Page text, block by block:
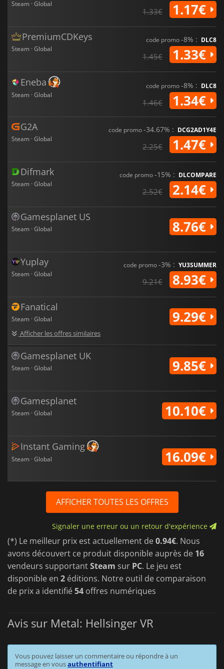
Steam · Global
1.33€ 1.17€
PremiumCDKeys
Steam · Global
code promo-8% : DLC8
1.45€ 1.33€
Eneba
Steam · Global
code promo-8% : DLC8
1.46€ 1.34€
G2A
Steam · Global
code promo-34.67% : DCG2AD1Y4E
2.25€ 1.47€
Difmark
Steam · Global
code promo-15% : DLCOMPARE
2.52€ 2.14€
Gamesplanet US
Steam · Global 8.76€
Yuplay
Steam · Global
code promo-3% : YU3SUMMER
9.21€ 8.93€
Fanatical
Steam · Global
Afficher les offres similaires
9.29€
Gamesplanet UK
Steam · Global 9.85€
Gamesplanet
Steam · Global 10.10€
Instant Gaming
Steam · Global 16.09€
AFFICHER TOUTES LES OFFRES
Signaler une erreur ou un retour d'expérience
(*) Le meilleur prix est actuellement de0.94€. Nous
avons découvert ce produit disponible auprès de 16
vendeurs supportantSteam sur PC. Le jeu est
disponible en 2 éditions. Notre outil de comparaison
de prix a identifié54 offres numériques
Avis sur Metal: Hellsinger VR
Vous pouvez laisser un commentaire ou répondre à un
message en vousauthentifiant